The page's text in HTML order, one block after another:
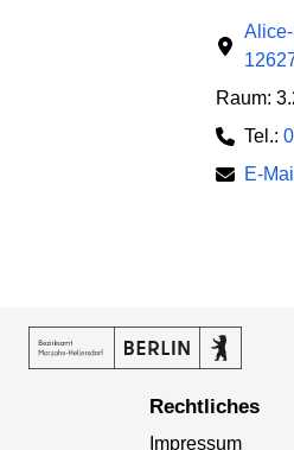
Raum:
Tel.:
E-Mail
Rechtliches
Impressum